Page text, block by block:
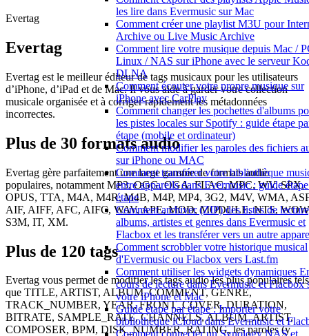
les lire dans Evermusic sur Mac
Comment créer une playlist M3U pour
Archive ou Live Music Archive
Comment lire votre musique depuis Mac /
Linux / NAS sur iPhone avec le serveur
DLNA
Comment écouter votre propre musique sur
iPhone avec CarPlay
Comment changer les pochettes d'albums
les pistes locales sur Spotify : guide étape
étape (mobile et ordinateur)
Comment modifier les paroles des fichiers
sur iPhone ou MAC
Comment transférer votre bibliothèque
entre appareils dans Evermusic : guide
étape
Comment archiver (ZIP) des listes de
albums, artistes et genres dans Evermusic et
Flacbox et les transférer vers un autre
Comment scrobbler votre historique musical
d'Evermusic ou Flacbox vers Last.fm
Comment utiliser les widgets dynamiques
cours de lecture dans Evermusic et Flacbox
votre iPhone et Mac
Guide étape par étape : Importer votre
bibliothèque iCloud dans Evermusic et
Comment connecter un Synology NAS et
Evertag
Evertag
Evertag est le meilleur éditeur de tags musicaux pour les utilisateurs
d’iPhone, d’iPad et de Mac. Il vous aide à garder votre collection
musicale organisée et à corriger rapidement les métadonnées
incorrectes.
Plus de 30 formats audio
Evertag gère parfaitement une large gamme de formats audio
populaires, notamment MP3, OGG, OGA, FLAC, MPC, WV, SPX,
OPUS, TTA, M4A, M4R, M4B, M4P, MP4, 3G2, M4V, WMA,
AIF, AIFF, AFC, AIFC, WAV, APE, MOD, MODULE, NTS,
S3M, IT, XM.
Plus de 120 tags
Evertag vous permet de modifier les tags audio les plus populaires tels
que TITLE, ARTIST, ALBUM, COMMENT, GENRE,
TRACK_NUMBER, YEAR, FRONT_COVER, DURATION,
BITRATE, SAMPLE_RATE, CHANNELS, ALBUM_ARTIST,
COMPOSER, BPM, DISK_NUMBER, RATING, les paroles (y